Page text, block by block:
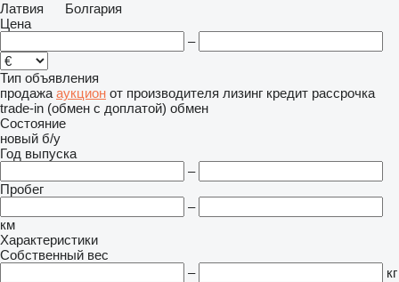
Латвия
Болгария
Цена
–
Тип объявления
продажа аукцион от производителя лизинг кредит рассрочка
trade-in (обмен с доплатой) обмен
Состояние
новый б/у
Год выпуска
–
Пробег
–
км
Характеристики
Собственный вес
–
кг